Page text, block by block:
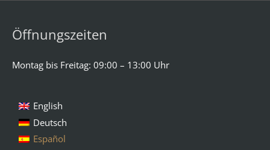
Öffnungszeiten
Montag bis Freitag: 09:00 – 13:00 Uhr
English
Deutsch
Español